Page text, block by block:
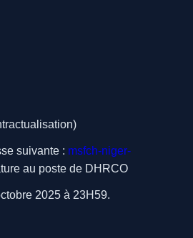
suivante : msfch-niger-
au poste de DHRCO
2025 à 23H59.